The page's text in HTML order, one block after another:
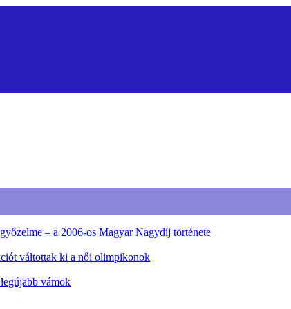
– a 2006-os Magyar Nagydíj története
váltottak ki a női olimpikonok
vámok